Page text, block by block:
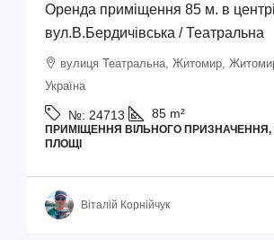
Оренда приміщення 85 м. в
вул.В.Бердичівська / Театральна
вулиця Театральна, Житомир,
Україна
№: 24713 85 m²
ПРИМІЩЕННЯ ВІЛЬНОГО ПРИЗНАЧЕННЯ,
ПЛОЩІ
Віталій Корнійчук